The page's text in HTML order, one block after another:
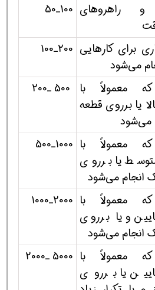
و راهروهای 100ـ50
برای کارهایی
می‌شود
200ـ100
معمولاً با
یا برروی قطعه
می‌شود
معمولاً با
یا برروی
انجام می‌شود
1000ـ500
معمولاً با
و یا برروی
انجام می‌شود
2000ـ1000
معمولاً با
یا برروی
5000 ـ2000